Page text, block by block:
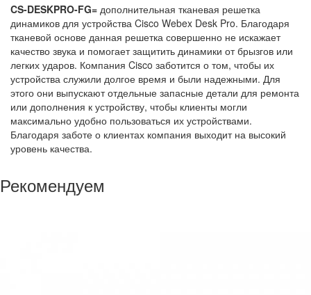
CS-DESKPRO-FG= дополнительная тканевая решетка
динамиков для устройства Cisco Webex Desk Pro. Благодаря
тканевой основе данная решетка совершенно не искажает
качество звука и помогает защитить динамики от брызгов или
легких ударов. Компания Cisco заботится о том, чтобы их
устройства служили долгое время и были надежными. Для
этого они выпускают отдельные запасные детали для ремонта
или дополнения к устройству, чтобы клиенты могли
максимально удобно пользоваться их устройствами.
Благодаря заботе о клиентах компания выходит на высокий
уровень качества.
Рекомендуем